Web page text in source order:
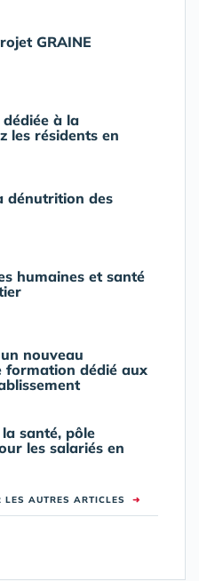
GRAINE
à la
les résidents en
dénutrition des
humaines et santé
nouveau
formation dédié aux
santé, pôle
les salariés en
LES AUTRES ARTICLES ➜